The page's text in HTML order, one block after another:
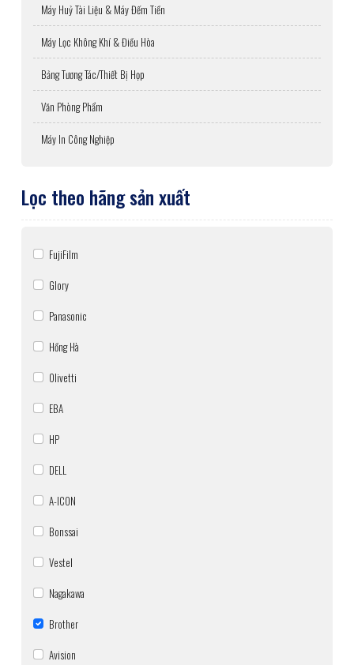
Máy Huỷ Tài Liệu & Máy Đếm Tiền
Máy Lọc Không Khí & Điều Hòa
Bảng Tương Tác/Thiết Bị Họp
Văn Phòng Phẩm
Máy In Công Nghiệp
Lọc theo hãng sản xuất
FujiFilm
Glory
Panasonic
Hồng Hà
Olivetti
EBA
HP
DELL
A-ICON
Bonssai
Vestel
Nagakawa
Brother
Avision